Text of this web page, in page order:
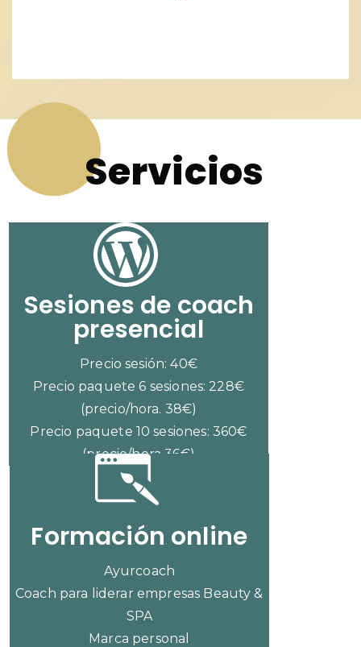
Servicios
Sesiones de coach
presencial
Precio sesión: 40€
Precio paquete 6 sesiones: 228€
(precio/hora. 38€)
Precio paquete 10 sesiones: 360€
(precio/hora 36€)
Formación online
Ayurcoach
Coach para liderar empresas Beauty &
SPA
Marca personal